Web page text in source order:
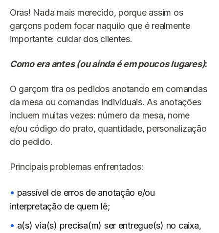
Oras! Nada mais merecido, porque assim os
garçons podem focar naquilo que é realmente
importante: cuidar dos clientes.
Como era antes (ou ainda é em poucos lugares):
O garçom tira os pedidos anotando em comandas
da mesa ou comandas individuais. As anotações
incluem muitas vezes: número da mesa, nome
e/ou código do prato, quantidade, personalização
do pedido.
Principais problemas enfrentados:
passível de erros de anotação e/ou
interpretação de quem lê;
a(s) via(s) precisa(m) ser entregue(s) no caixa,